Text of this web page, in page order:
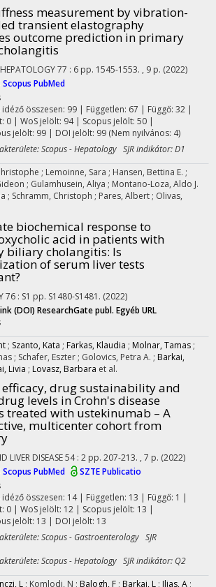
measurement by vibration-
transient elastography
outcome prediction in primary
77 : 6 pp. 1545-1553. , 9 p. (2022)
Scopus PubMed
összesen: 99| Független: 67 | Függő: 32 |
0 | WoS jelölt: 94 | Scopus jelölt: 50 |
jelölt: 99 | DOI jelölt: 99 (Nem nyilvános: 4)
Scopus - Hepatology SJR indikátor: D1
; Lemoinne, Sara ; Hansen, Bettina E. ;
; Gulamhusein, Aliya ; Montano-Loza, Aldo J.
; Schramm, Christoph ; Pares, Albert ; Olivas,
biochemical response to
acid in patients with
biliary cholangitis: Is
of serum liver tests
76 : S1 pp. S1480-S1481. (2022)
(DOI)ResearchGate publ. Egyéb URL
; Szanto, Kata ; Farkas, Klaudia ; Molnar, Tamas ;
; Schafer, Eszter ; Golovics, Petra A. ; Barkai,
Livia ; Lovasz, Barbara et al.
drug sustainability and
levels in Crohn's disease
treated with ustekinumab – A
multicenter cohort from
LIVER DISEASE54: 2 pp. 207-213. , 7 p. (2022)
Scopus PubMed
SZTE Publicatio
összesen: 14| Független: 13 | Függő: 1 |
0 | WoS jelölt: 12 | Scopus jelölt: 13 |
jelölt: 13 | DOI jelölt: 13
Scopus - Gastroenterology SJR
Scopus - Hepatology SJR indikátor: Q2
L ; Komlodi, N ; Balogh, F ; Barkai, L ; Ilias, A ;